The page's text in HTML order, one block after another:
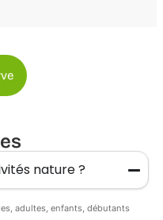
nature ?
adultes, enfants, débutants